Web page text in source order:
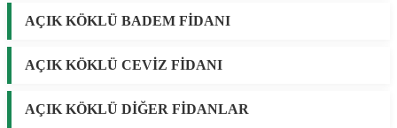
AÇIK KÖKLÜ BADEM FİDANI
AÇIK KÖKLÜ CEVİZ FİDANI
AÇIK KÖKLÜ DİĞER FİDANLAR